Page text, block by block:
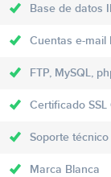
Base de datos
Cuentas e-mail
FTP, MySQL,
Certificado SSL
Soporte técnico
Marca Blanca